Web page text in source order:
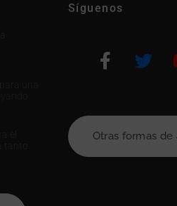
Síguenos
Otras formas de